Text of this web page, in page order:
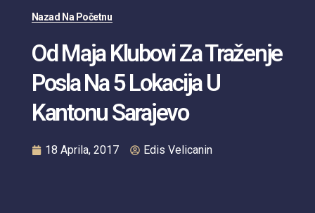
Nazad Na Početnu
Od Maja Klubovi Za Traženje
Posla Na 5 Lokacija U
Kantonu Sarajevo
18 Aprila, 2017 Edis Velicanin